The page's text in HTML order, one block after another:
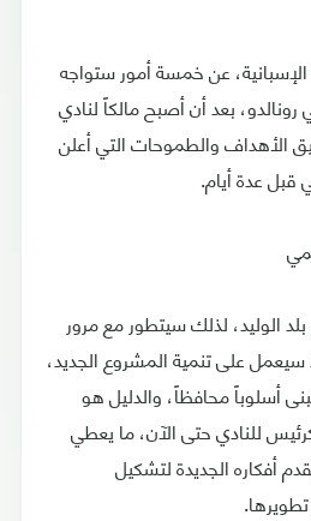
عن خمسة أمور ستواجه
رونالدو، بعد أن أصبح مالكاً لنادي
الأهداف والطموحات التي أعلن
قبل عدة أيام.
الوليد، لذلك سيتطور مع مرور
على تنمية المشروع الجديد،
أسلوباً محافظاً، والدليل هو
للنادي حتى الآن، ما يعطي
أفكاره الجديدة لتشكيل